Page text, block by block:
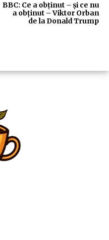
BBC: Ce a obținut – și ce nu
a obținut – Viktor Orban
de la Donald Trump